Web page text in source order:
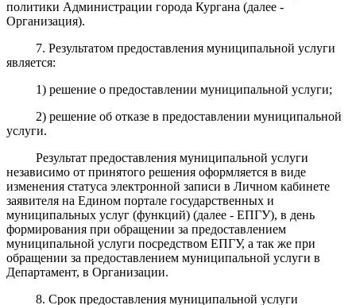
политики Администрации города Кургана (далее -
Организация).
7. Результатом предоставления муниципальной услуги
является:
1) решение о предоставлении муниципальной услуги;
2) решение об отказе в предоставлении муниципальной
услуги.
Результат предоставления муниципальной услуги
независимо от принятого решения оформляется в виде
изменения статуса электронной записи в Личном кабинете
заявителя на Едином портале государственных и
муниципальных услуг (функций) (далее - ЕПГУ), в день
формирования при обращении за предоставлением
муниципальной услуги посредством ЕПГУ, а так же при
обращении за предоставлением муниципальной услуги в
Департамент, в Организации.
8. Срок предоставления муниципальной услуги